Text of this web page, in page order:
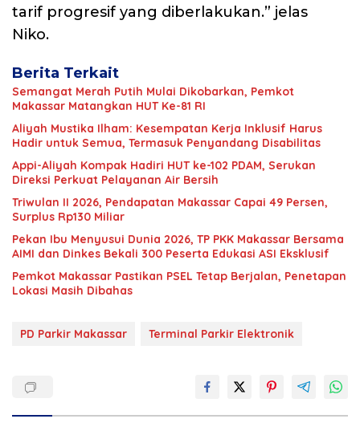
tarif progresif yang diberlakukan.” jelas
Niko.
Berita Terkait
Semangat Merah Putih Mulai Dikobarkan, Pemkot
Makassar Matangkan HUT Ke-81 RI
Aliyah Mustika Ilham: Kesempatan Kerja Inklusif Harus
Hadir untuk Semua, Termasuk Penyandang Disabilitas
Appi-Aliyah Kompak Hadiri HUT ke-102 PDAM, Serukan
Direksi Perkuat Pelayanan Air Bersih
Triwulan II 2026, Pendapatan Makassar Capai 49 Persen,
Surplus Rp130 Miliar
Pekan Ibu Menyusui Dunia 2026, TP PKK Makassar Bersama
AIMI dan Dinkes Bekali 300 Peserta Edukasi ASI Eksklusif
Pemkot Makassar Pastikan PSEL Tetap Berjalan, Penetapan
Lokasi Masih Dibahas
PD Parkir Makassar Terminal Parkir Elektronik